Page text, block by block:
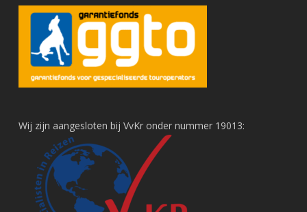
Wij zijn aangesloten bij VvKr onder nummer 19013: